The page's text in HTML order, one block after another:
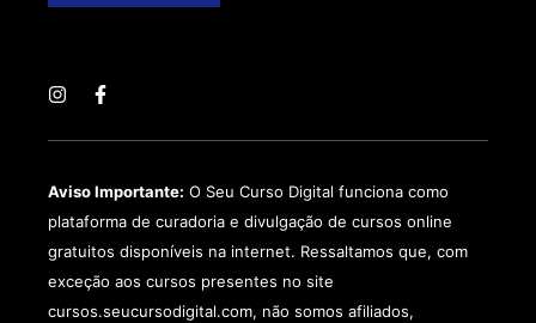
Aviso Importante: O Seu Curso Digital funciona como
plataforma de curadoria e divulgação de cursos online
gratuitos disponíveis na internet. Ressaltamos que, com
exceção aos cursos presentes no site
cursos.seucursodigital.com, não somos afiliados,